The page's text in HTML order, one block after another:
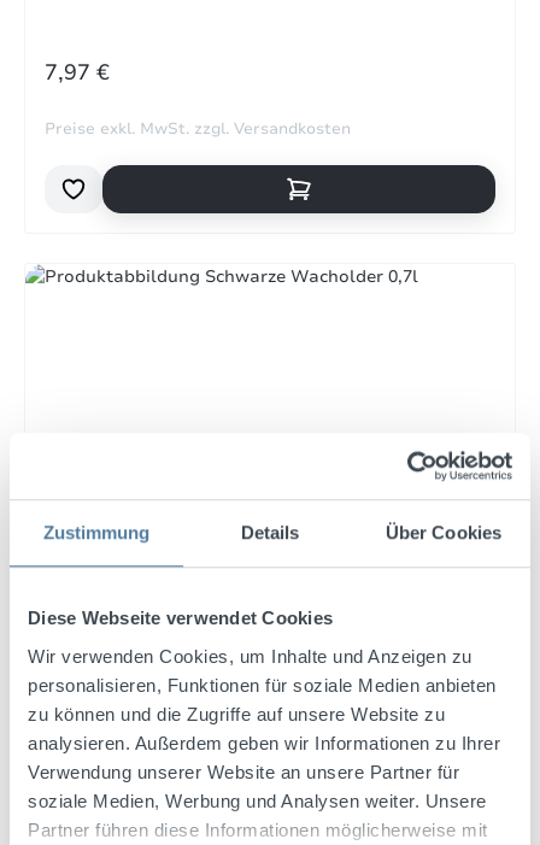
Zustimmung Details Über Cookies
Diese Webseite verwendet Cookies
Wir verwenden Cookies, um Inhalte und Anzeigen zu
personalisieren, Funktionen für soziale Medien anbieten
zu können und die Zugriffe auf unsere Website zu
analysieren. Außerdem geben wir Informationen zu Ihrer
Verwendung unserer Website an unsere Partner für
soziale Medien, Werbung und Analysen weiter. Unsere
Partner führen diese Informationen möglicherweise mit
REGULÄRER PREIS:
7,97 €
Preise exkl. MwSt. zzgl. Versandkosten
Schwarze Wacholder 0,7l 34% Vol.